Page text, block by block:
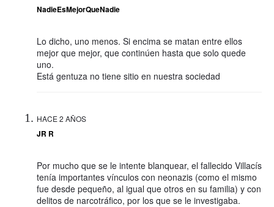
NadieEsMejorQueNadie
Lo dicho, uno menos. Si encima se matan entre ellos
mejor que mejor, que continúen hasta que solo quede
uno.
Está gentuza no tiene sitio en nuestra sociedad
HACE 2 AÑOS
JR R
Por mucho que se le intente blanquear, el fallecido Villacís
tenía importantes vínculos con neonazis (como el mismo
fue desde pequeño, al igual que otros en su familia) y con
delitos de narcotráfico, por los que se le investigaba.